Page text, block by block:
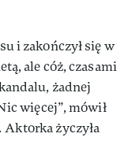
i zakończył się w
ale cóż, czasami
żadnej
więcej”, mówił
. Aktorka życzyła